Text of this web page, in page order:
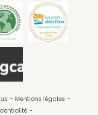
Mentions légales